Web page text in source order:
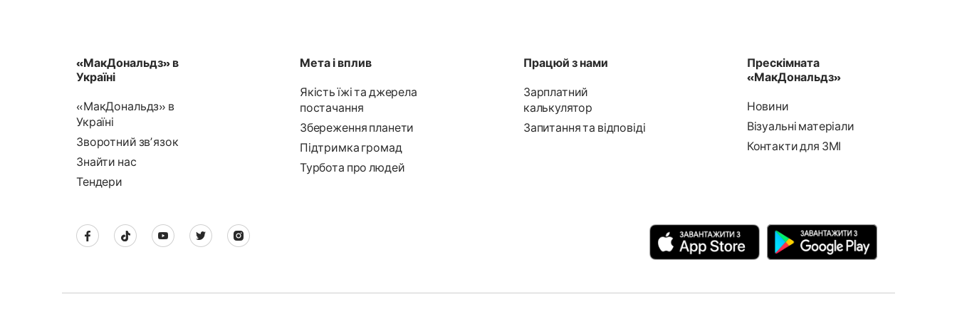
«МакДональдз» в
Україні
«МакДональдз» в
Україні
Зворотний звʼязок
Знайти нас
Тендери
Мета і вплив
Якість їжі та джерела
постачання
Збереження планети
Підтримка громад
Турбота про людей
Працюй з нами
Зарплатний
калькулятор
Запитання та відповіді
Прескімната
«МакДональдз»
Новини
Візуальні матеріали
Контакти для ЗМІ